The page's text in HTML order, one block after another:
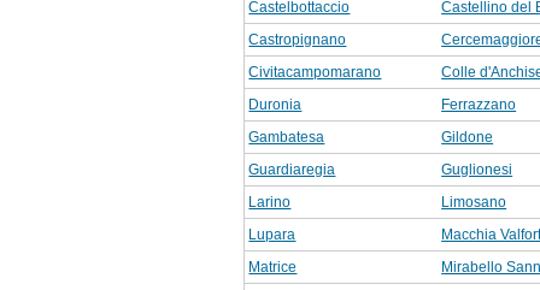
Castelbottaccio
Castellino del
Castropignano
Civitacampomarano
Colle
Duronia
Ferrazzano
Gambatesa
Gildone
Guardiaregia
Guglionesi
Larino
Limosano
Lupara
Macchia
Matrice
Mirabello